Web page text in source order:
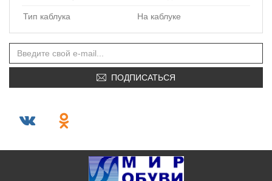
Тип каблука На каблуке
ПОДПИСАТЬСЯ